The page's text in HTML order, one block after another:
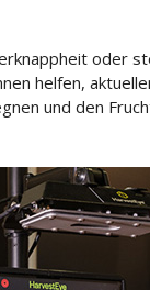
oder
helfen,
und den